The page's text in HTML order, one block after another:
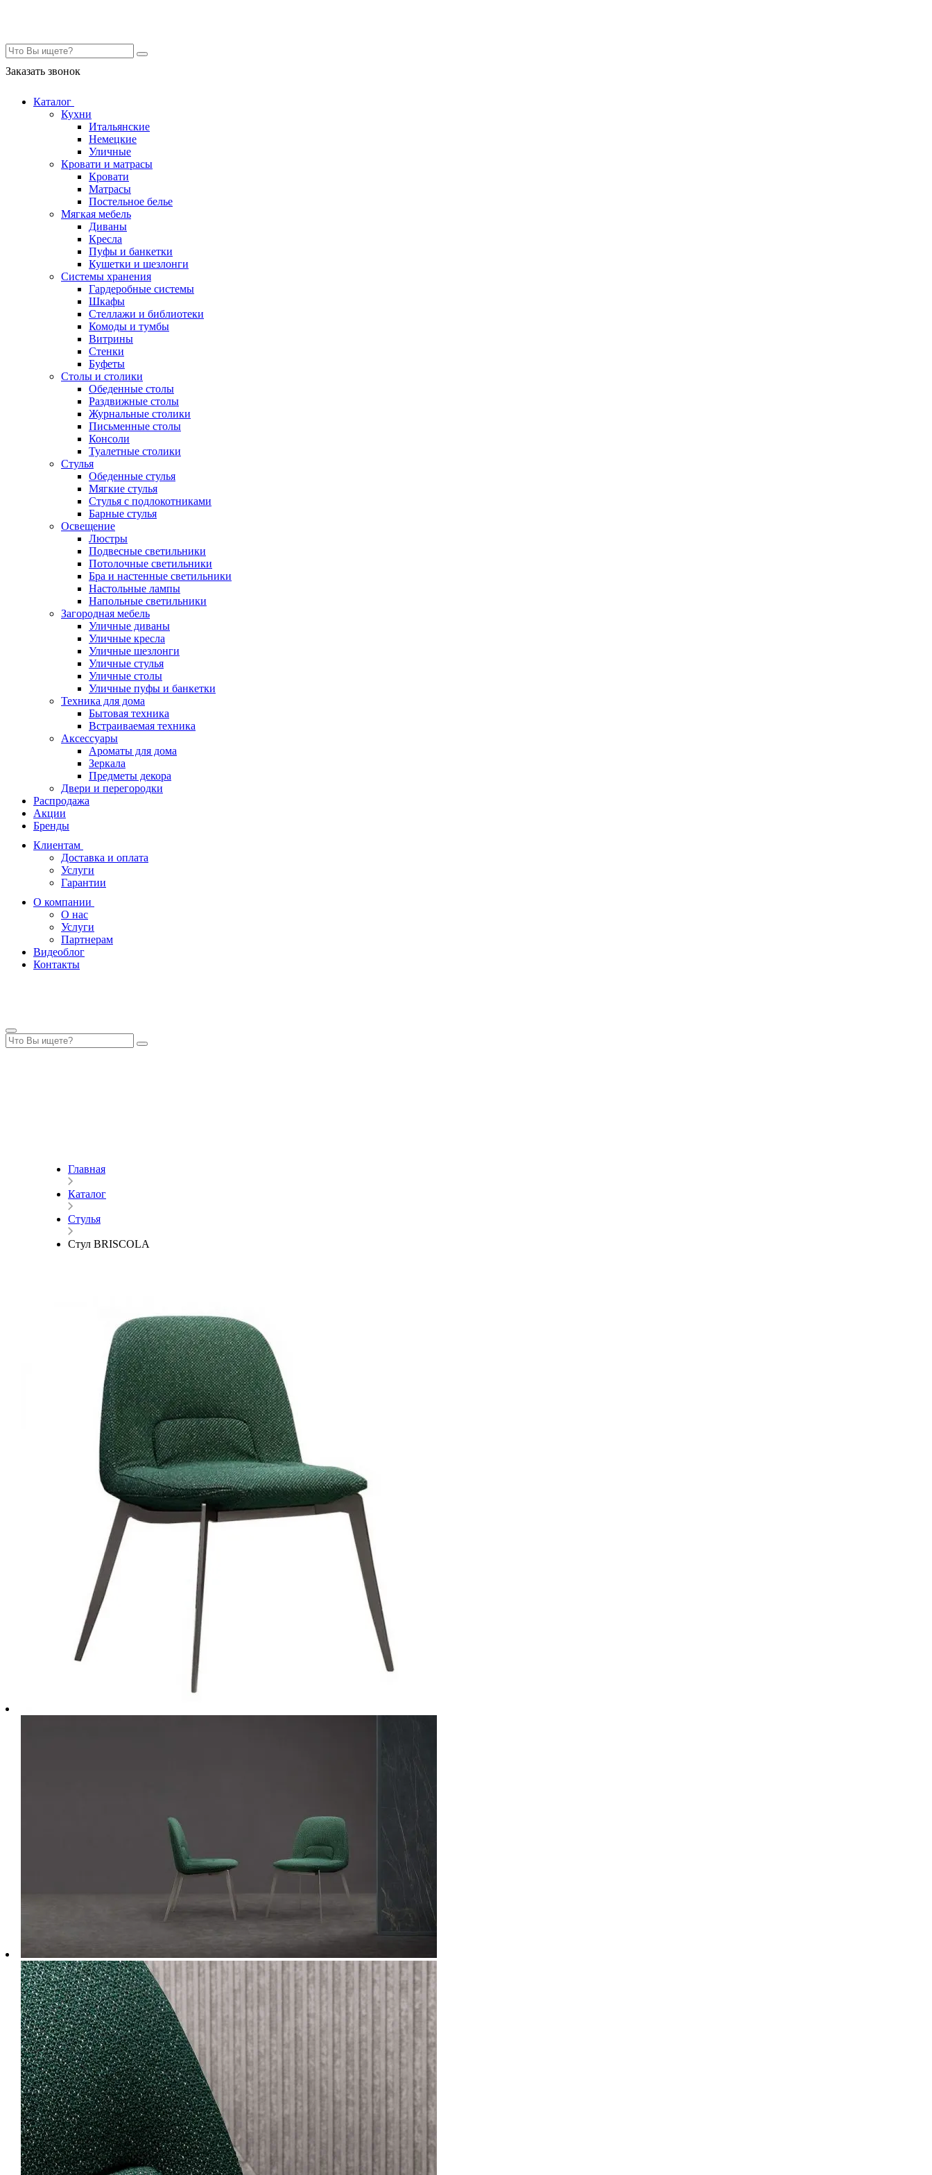
Заказать звонок
Каталог
Кухни
Итальянские
Немецкие
Уличные
Кровати и матрасы
Кровати
Матрасы
Постельное белье
Мягкая мебель
Диваны
Кресла
Пуфы и банкетки
Кушетки и шезлонги
Системы хранения
Гардеробные системы
Шкафы
Стеллажи и библиотеки
Комоды и тумбы
Витрины
Стенки
Буфеты
Столы и столики
Обеденные столы
Раздвижные столы
Журнальные столики
Письменные столы
Консоли
Туалетные столики
Стулья
Обеденные стулья
Мягкие стулья
Стулья с подлокотниками
Барные стулья
Освещение
Люстры
Подвесные светильники
Потолочные светильники
Бра и настенные светильники
Настольные лампы
Напольные светильники
Загородная мебель
Уличные диваны
Уличные кресла
Уличные шезлонги
Уличные стулья
Уличные столы
Уличные пуфы и банкетки
Техника для дома
Бытовая техника
Встраиваемая техника
Аксессуары
Ароматы для дома
Зеркала
Предметы декора
Двери и перегородки
Распродажа
Акции
Бренды
Клиентам
Доставка и оплата
Услуги
Гарантии
О компании
О нас
Услуги
Партнерам
Видеоблог
Контакты
Главная
Каталог
Стулья
Стул BRISCOLA